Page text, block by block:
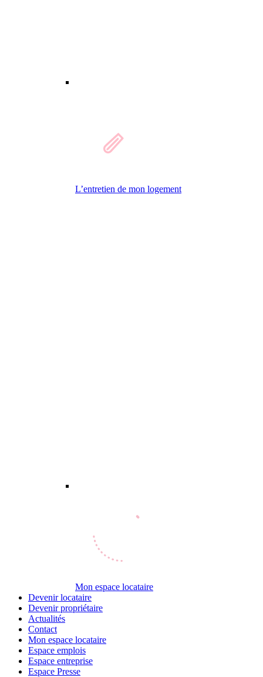
L’entretien de mon logement
Mon espace locataire
Devenir locataire
Devenir propriétaire
Actualités
Contact
Mon espace locataire
Espace emplois
Espace entreprise
Espace Presse